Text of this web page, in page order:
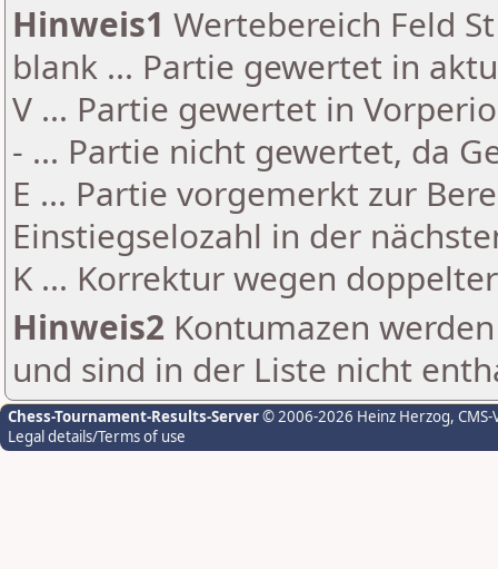
Hinweis1 Wertebereich Feld
blank ... Partie gewertet in
V ... Partie gewertet in
- ... Partie nicht gewertet, da
E ... Partie vorgemerkt zur
Einstiegselozahl in der
K ... Korrektur wegen
Hinweis2 Kontumazen
und sind in der Liste nicht
Chess-Tournament-Results-Server© 2006-2026 Heinz Herzog,
Legal details/Terms of use